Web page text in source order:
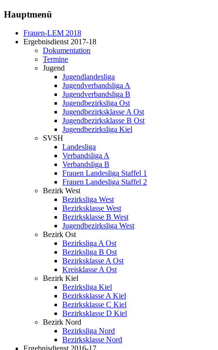
Hauptmenü
Frauen-LEM 2018
Ergebnisdienst 2017-18
Dokumentation
Termine
Jugend
Jugendlandesliga
Jugendverbandsliga A
Jugendverbandsliga B
Jugendbezirksliga Ost
Jugendbezirksklasse A Ost
Jugendbezirksklasse B Ost
Jugendbezirksliga Kiel
SVSH
Landesliga
Verbandsliga A
Verbandsliga B
Frauen Landesliga Staffel 1
Frauen Landesliga Staffel 2
Bezirk West
Bezirksliga West
Bezirksklasse West
Bezirksklasse B West
Jugendbezirksliga West
Bezirk Ost
Bezirksliga A Ost
Bezirksliga B Ost
Bezirksklasse A Ost
Kreisklasse A Ost
Bezirk Kiel
Bezirksliga Kiel
Bezirksklasse A Kiel
Bezirksklasse C Kiel
Bezirksklasse D Kiel
Bezirk Nord
Bezirksliga Nord
Bezirksklasse Nord